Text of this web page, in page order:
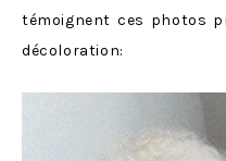
témoignent ces photos
décoloration: